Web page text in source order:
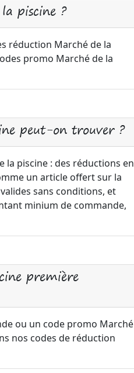
piscine ?
réduction Marché de la
promo Marché de la
peut-on trouver ?
la piscine : des réductions en
un article offert sur la
sans conditions, et
minium de commande,
première
ou un code promo Marché
nos codes de réduction